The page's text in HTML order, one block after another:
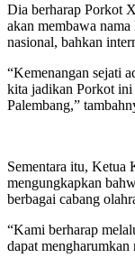
Dia berharap Porkot
akan membawa
nasional, bahkan
“Kemenangan sejati
kita jadikan Porkot ini
Palembang,”
Sementara itu,
mengungkapkan
berbagai cabang
“Kami berharap
dapat